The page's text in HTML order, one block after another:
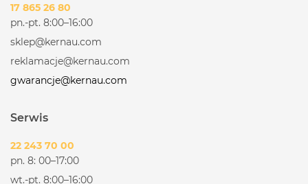
17 865 26 80
pn.-pt. 8:00–16:00
sklep@kernau.com
reklamacje@kernau.com
gwarancje@kernau.com
Serwis
22 243 70 00
pn. 8: 00–17:00
wt.-pt. 8:00–16:00